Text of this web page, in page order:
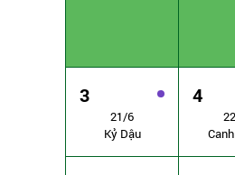
3
21/6
Kỷ Dậu
4